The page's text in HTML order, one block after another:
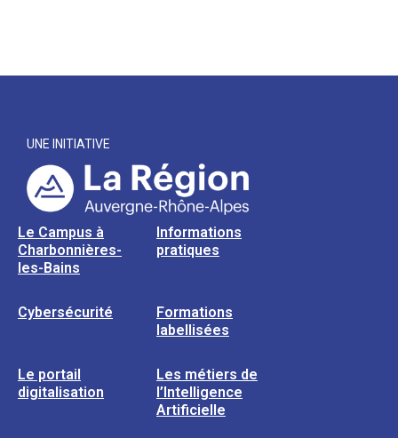
UNE INITIATIVE
Le Campus à
Charbonnières-
les-Bains
Informations
pratiques
Cybersécurité
Formations
labellisées
Le portail
digitalisation
Les métiers de
l’Intelligence
Artificielle